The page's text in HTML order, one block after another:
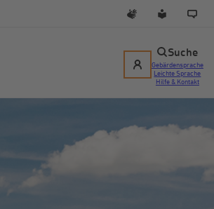
Suche
Gebärdensprache
Leichte Sprache
Hilfe & Kontakt